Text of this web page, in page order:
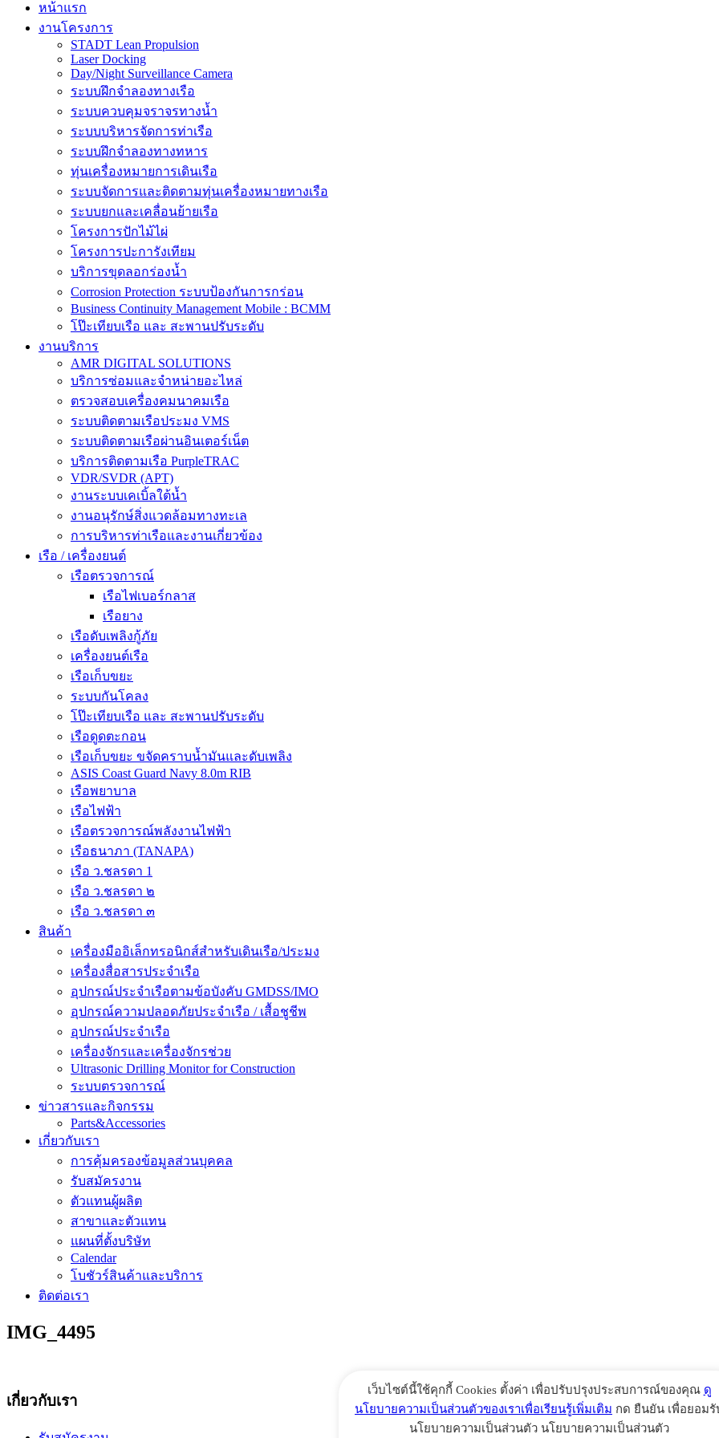
หน้าแรก
งานโครงการ
STADT Lean Propulsion
Laser Docking
Day/Night Surveillance Camera
ระบบฝึกจำลองทางเรือ
ระบบควบคุมจราจรทางน้ำ
ระบบบริหารจัดการท่าเรือ
ระบบฝึกจำลองทางทหาร
ทุ่นเครื่องหมายการเดินเรือ
ระบบจัดการและติดตามทุ่นเครื่องหมายทางเรือ
ระบบยกและเคลื่อนย้ายเรือ
โครงการปักไม้ไผ่
โครงการปะการังเทียม
บริการขุดลอกร่องน้ำ
Corrosion Protection ระบบป้องกันการกร่อน
Business Continuity Management Mobile : BCMM
โป๊ะเทียบเรือ และ สะพานปรับระดับ
งานบริการ
AMR DIGITAL SOLUTIONS
บริการซ่อมและจำหน่ายอะไหล่
ตรวจสอบเครื่องคมนาคมเรือ
ระบบติดตามเรือประมง VMS
ระบบติดตามเรือผ่านอินเตอร์เน็ต
บริการติดตามเรือ PurpleTRAC
VDR/SVDR (APT)
งานระบบเคเบิ้ลใต้น้ำ
งานอนุรักษ์สิ่งแวดล้อมทางทะเล
การบริหารท่าเรือและงานเกี่ยวข้อง
เรือ / เครื่องยนต์
เรือตรวจการณ์
เรือไฟเบอร์กลาส
เรือยาง
เรือดับเพลิงกู้ภัย
เครื่องยนต์เรือ
เรือเก็บขยะ
ระบบกันโคลง
โป๊ะเทียบเรือ และ สะพานปรับระดับ
เรือดูดตะกอน
เรือเก็บขยะ ขจัดคราบน้ำมันและดับเพลิง
ASIS Coast Guard Navy 8.0m RIB
เรือพยาบาล
เรือไฟฟ้า
เรือตรวจการณ์พลังงานไฟฟ้า
เรือธนาภา (TANAPA)
เรือ ว.ชลรดา 1
เรือ ว.ชลรดา ๒
เรือ ว.ชลรดา ๓
สินค้า
เครื่องมืออิเล็กทรอนิกส์สำหรับเดินเรือ/ประมง
เครื่องสื่อสารประจำเรือ
อุปกรณ์ประจำเรือตามข้อบังคับ GMDSS/IMO
อุปกรณ์ความปลอดภัยประจำเรือ / เสื้อชูชีพ
อุปกรณ์ประจำเรือ
เครื่องจักรและเครื่องจักรช่วย
Ultrasonic Drilling Monitor for Construction
ระบบตรวจการณ์
ข่าวสารและกิจกรรม
Parts&Accessories
เกี่ยวกับเรา
การคุ้มครองข้อมูลส่วนบุคคล
รับสมัครงาน
ตัวแทนผู้ผลิต
สาขาและตัวแทน
แผนที่ตั้งบริษัท
Calendar
โบชัวร์สินค้าและบริการ
ติดต่อเรา
IMG_4495
เกี่ยวกับเรา
เว็บไซต์นี้ใช้คุกกี้ Cookies ตั้งค่า เพื่อปรับปรุงประสบการณ์ของคุณ ดู
นโยบายความเป็นส่วนตัวของเราเพื่อเรียนรู้เพิ่มเติม กด ยืนยัน เพื่อยอมรั
นโยบายความเป็นส่วนตัว นโยบายความเป็นส่วนตัว